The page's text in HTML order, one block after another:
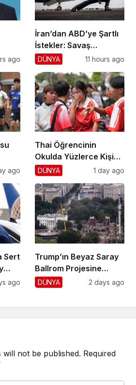
ago
İran’dan ABD’ye Şartlı
İstekler: Savaş
Sonlansın!
DÜNYA 11 hours ago
ago
Thai Öğrencinin
Okulda Yüzlerce Kişiyi
Vurdu!
DÜNYA 1 day ago
Sert
ago
Trump’ın Beyaz Saray
Ballrom Projesine
Durdurma
DÜNYA 2 days ago
will not be published. Required